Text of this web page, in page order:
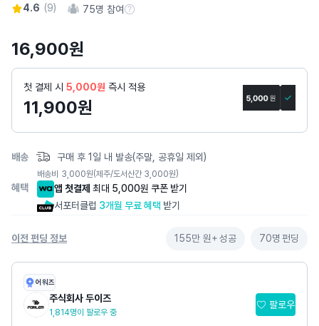
토
상
4.6 (9) 75명 참여참여 수 정보
16,900원
첫 결제 시 5,000원 즉시 적용
11,900원
배송 구매 후 1일 내 발송(주말, 공휴일 제외)
배송비 3,000원(제주/도서산간 3,000원)
혜택 앱 첫결제 최대 5,000원 쿠폰 받기
서포터클럽 3개월 무료 혜택 받기
이전 펀딩 정보 155만 원+성공 70명 펀딩
어워즈
주식회사 두이즈
1,814명이 팔로우 중
팔로우